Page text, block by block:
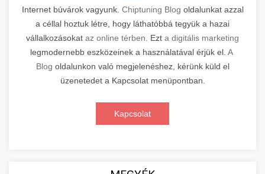
Internet búvárok vagyunk. Chiptuning Blog oldalunkat azzal
a céllal hoztuk létre, hogy láthatóbbá tegyük a hazai
vállalkozásokat az online térben . Ezt a digitális marketing
legmodernebb eszközeinek a használatával érjük el. A
Blog oldalunkon való megjelenéshez, kérünk küld el
üzenetedet a Kapcsolat menüpontban.
Kapcsolat